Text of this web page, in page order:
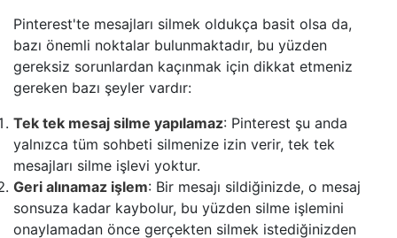
Pinterest'te mesajları silmek oldukça basit olsa da,
bazı önemli noktalar bulunmaktadır, bu yüzden
gereksiz sorunlardan kaçınmak için dikkat etmeniz
gereken bazı şeyler vardır:
Tek tek mesaj silme yapılamaz: Pinterest şu anda
yalnızca tüm sohbeti silmenize izin verir, tek tek
mesajları silme işlevi yoktur.
Geri alınamaz işlem: Bir mesajı sildiğinizde, o mesaj
sonsuza kadar kaybolur, bu yüzden silme işlemini
onaylamadan önce gerçekten silmek istediğinizden